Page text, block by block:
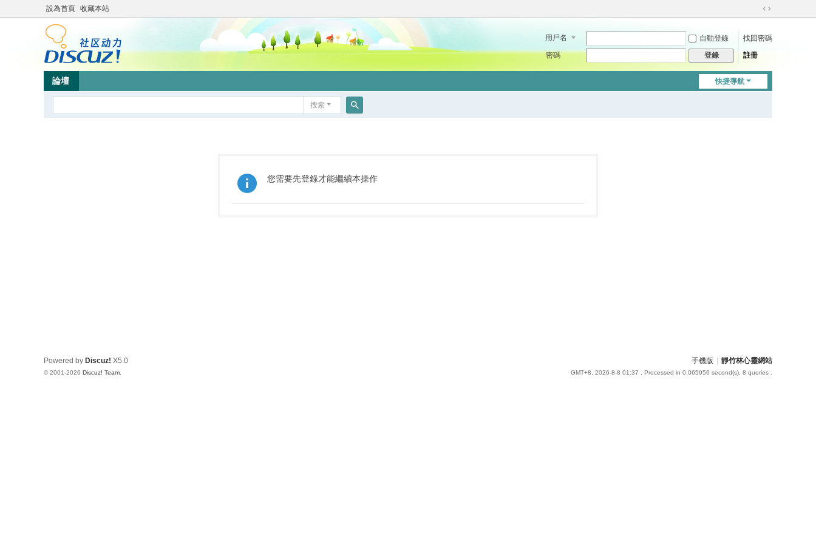
設為首頁 收藏本站
切
到
用戶名 自動登錄
找回密碼
密碼
登錄 註冊
快捷導航
論壇
搜索
您需要先登錄才能繼續本操作
手機版 靜竹林心靈網站
GMT+8, 2026-8-8 01:37 , Processed in 0.065956 second(s), 8 queries .
Powered by Discuz! X5.0
© 2001-2026 Discuz! Team